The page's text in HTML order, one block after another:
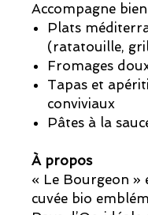
Accompagne
Plats
(ratatouille,
Fromages
Tapas et
conviviaux
Pâtes à la
À propos
« Le Bourgeon »
cuvée bio